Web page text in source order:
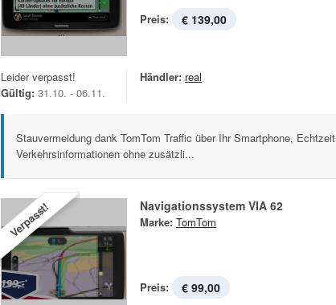
Preis: € 139,00
Leider verpasst!
Gültig: 31.10. - 06.11.
Händler: real
Stauvermeidung dank TomTom Traffic über Ihr Smartphone, Echtzeit
Verkehrsinformationen ohne zusätzli...
Verpasst! Navigationssystem VIA 62
Marke: TomTom
Preis: € 99,00